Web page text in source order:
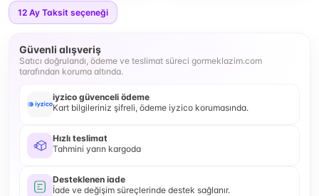
12 Ay Taksit seçeneği
Güvenli alışveriş
Satıcı doğrulandı, ödeme ve teslimat süreci gormeklazim.com
tarafından koruma altında.
iyzico güvenceli ödeme
Kart bilgileriniz şifreli, ödeme iyzico korumasında.
Hızlı teslimat
Tahmini yarın kargoda
Desteklenen iade
İade ve değişim süreçlerinde destek sağlanır.